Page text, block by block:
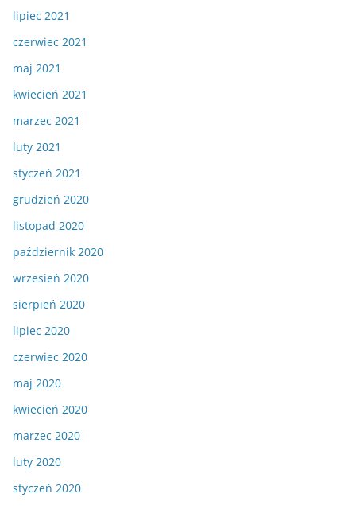
lipiec 2021
czerwiec 2021
maj 2021
kwiecień 2021
marzec 2021
luty 2021
styczeń 2021
grudzień 2020
listopad 2020
październik 2020
wrzesień 2020
sierpień 2020
lipiec 2020
czerwiec 2020
maj 2020
kwiecień 2020
marzec 2020
luty 2020
styczeń 2020